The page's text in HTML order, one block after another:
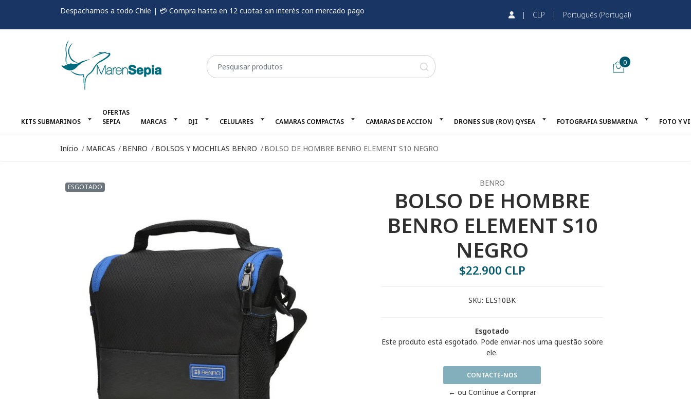
Despachamos a todo Chile | 💳 Compra hasta en 12 cuotas sin interés con mercado pago | CLP | Português (Portugal)
0
KITS SUBMARINOS
OFERTAS
SEPIA
MARCAS DJI CELULARES CAMARAS COMPACTAS CAMARAS DE ACCION DRONES SUB (ROV) QYSEA FOTOGRAFIA SUBMARINA FOTO Y
Início MARCAS BENRO BOLSOS Y MOCHILAS BENRO BOLSO DE HOMBRE BENRO ELEMENT S10 NEGRO
ESGOTADO BENRO
BOLSO DE HOMBRE
BENRO ELEMENT S10
NEGRO
$22.900 CLP
SKU: ELS10BK
Esgotado
Este produto está esgotado. Pode enviar-nos uma questão sobre
ele.
CONTACTE-NOS
← ou Continue a Comprar